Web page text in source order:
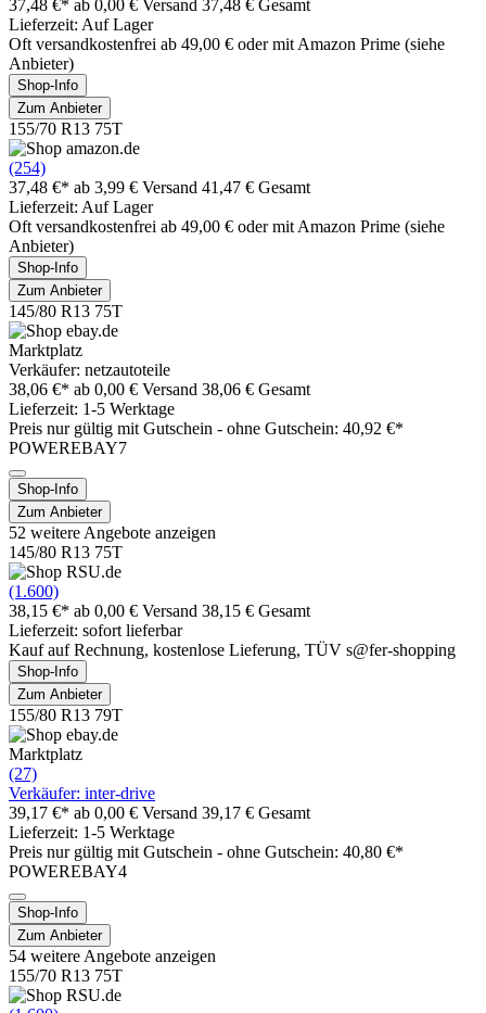
37,48 €* ab 0,00 € Versand 37,48 € Gesamt
Lieferzeit: Auf Lager
Oft versandkostenfrei ab 49,00 € oder mit Amazon Prime (siehe
Anbieter)
Shop-Info
Zum Anbieter
155/70 R13 75T
(254)
37,48 €* ab 3,99 € Versand 41,47 € Gesamt
Lieferzeit: Auf Lager
Oft versandkostenfrei ab 49,00 € oder mit Amazon Prime (siehe
Anbieter)
Shop-Info
Zum Anbieter
145/80 R13 75T
Marktplatz
Verkäufer: netzautoteile
38,06 €* ab 0,00 € Versand 38,06 € Gesamt
Lieferzeit: 1-5 Werktage
Preis nur gültig mit Gutschein - ohne Gutschein: 40,92 €*
POWEREBAY7
Shop-Info
Zum Anbieter
52 weitere Angebote anzeigen
145/80 R13 75T
(1.600)
38,15 €* ab 0,00 € Versand 38,15 € Gesamt
Lieferzeit: sofort lieferbar
Kauf auf Rechnung, kostenlose Lieferung, TÜV s@fer-shopping
Shop-Info
Zum Anbieter
155/80 R13 79T
Marktplatz
(27)
Verkäufer: inter-drive
39,17 €* ab 0,00 € Versand 39,17 € Gesamt
Lieferzeit: 1-5 Werktage
Preis nur gültig mit Gutschein - ohne Gutschein: 40,80 €*
POWEREBAY4
Shop-Info
Zum Anbieter
54 weitere Angebote anzeigen
155/70 R13 75T